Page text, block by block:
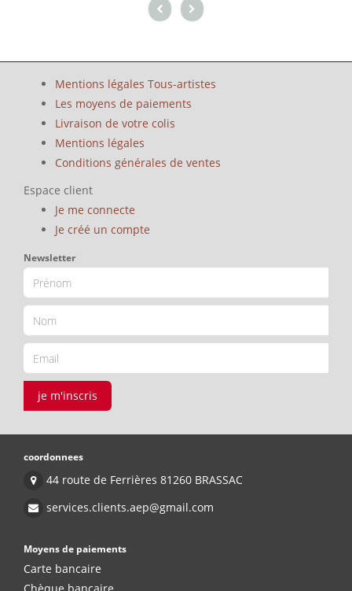
Mentions légales Tous-artistes
Les moyens de paiements
Livraison de votre colis
Mentions légales
Conditions générales de ventes
Espace client
Je me connecte
Je créé un compte
Newsletter
je m'inscris
coordonnees
44 route de Ferrières 81260 BRASSAC
services.clients.aep@gmail.com
Moyens de paiements
Carte bancaire